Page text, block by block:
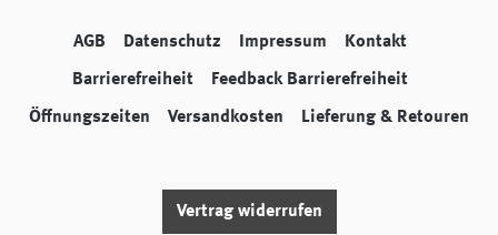
AGB Datenschutz Impressum Kontakt
Barrierefreiheit Feedback Barrierefreiheit
Öffnungszeiten Versandkosten Lieferung & Retouren
Vertrag widerrufen